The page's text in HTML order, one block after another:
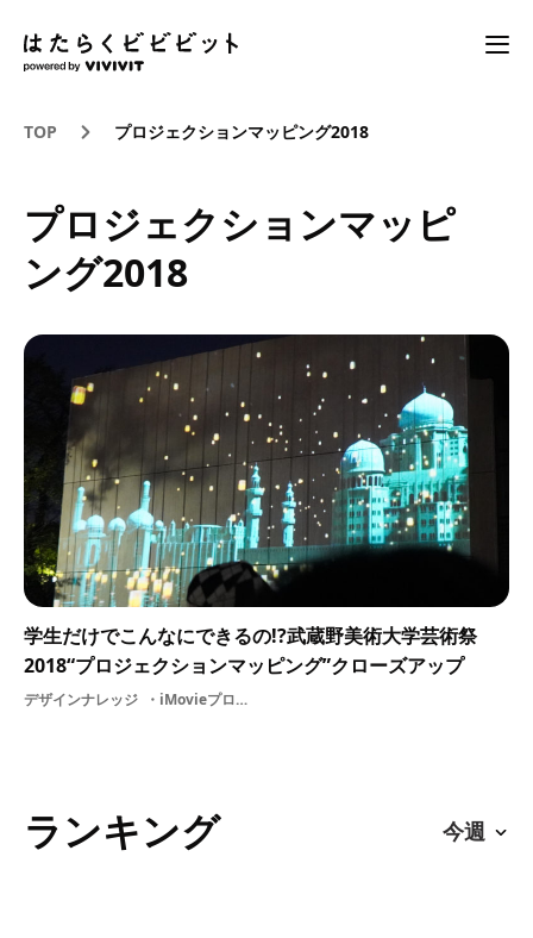
TOP プロジェクションマッピング2018
プロジェクションマッピ
ング2018
学生だけでこんなにできるの!?武蔵野美術大学芸術祭
2018“プロジェクションマッピング”クローズアップ
デザインナレッジ iMovieプロジェクションマッピング2018お祭り学祭
ランキング